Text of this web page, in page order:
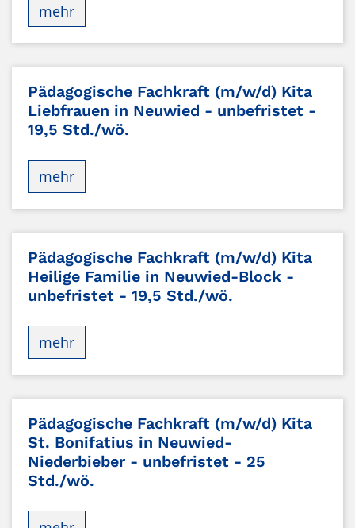
mehr
Pädagogische Fachkraft (m/w/d) Kita
Liebfrauen in Neuwied - unbefristet -
19,5 Std./wö.
mehr
Pädagogische Fachkraft (m/w/d) Kita
Heilige Familie in Neuwied-Block -
unbefristet - 19,5 Std./wö.
mehr
Pädagogische Fachkraft (m/w/d) Kita
St. Bonifatius in Neuwied-
Niederbieber - unbefristet - 25
Std./wö.